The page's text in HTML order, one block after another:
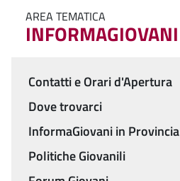
AREA TEMATICA
INFORMAGIOVANI
Menu
Contatti e Orari d'Apertura
Dove trovarci
InformaGiovani in Provincia
Politiche Giovanili